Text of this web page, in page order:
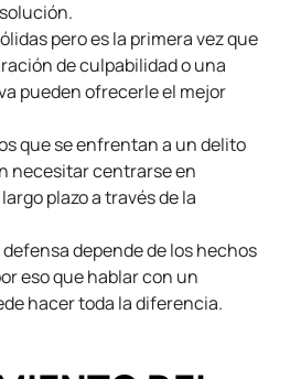
pero es la primera vez que
de culpabilidad o una
pueden ofrecerle el mejor
que se enfrentan a un delito
necesitar centrarse en
plazo a través de la
depende de los hechos
eso que hablar con un
hacer toda la diferencia.